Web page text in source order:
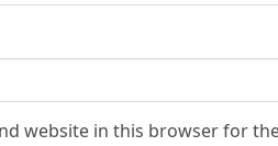
website in this browser for